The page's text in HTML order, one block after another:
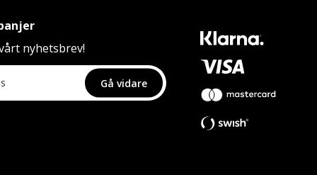
nyhetsbrev!
Gå vidare